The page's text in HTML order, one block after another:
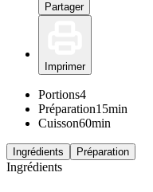
Partager
Imprimer
Portions4
Préparation15min
Cuisson60min
Ingrédients Préparation
Ingrédients